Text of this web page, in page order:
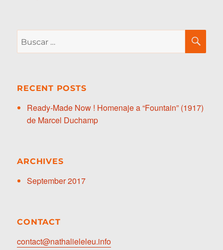
por:
RECENT POSTS
Ready-Made Now ! Homenaje a “Fountain” (1917)
de Marcel Duchamp
ARCHIVES
September 2017
CONTACT
contact@nathalieleleu.info